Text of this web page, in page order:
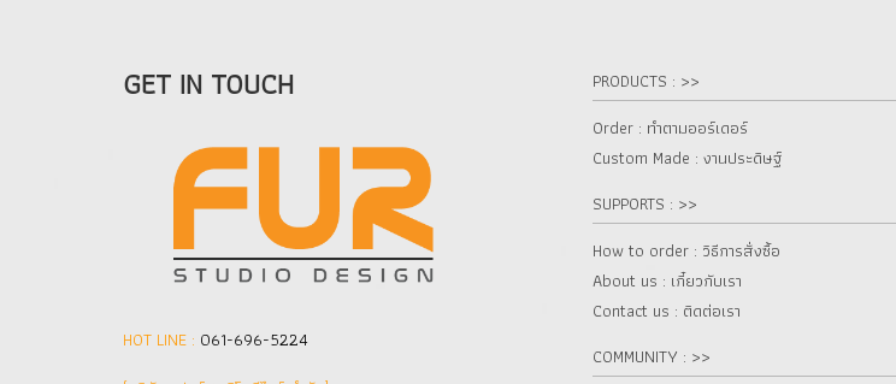
GET IN TOUCH
HOT LINE : 061-696-5224
PRODUCTS : >>
Order : ทำตามออร์เดอร์
Custom Made : งานประดิษฐ์
SUPPORTS : >>
How to order : วิธีการสั่งซื้อ
About us : เกี๋ยวกับเรา
Contact us : ติดต่อเรา
COMMUNITY : >>